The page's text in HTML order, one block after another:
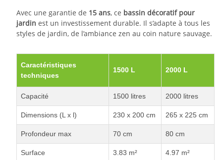
Avec une garantie de 15 ans, ce bassin décoratif pour
jardin est un investissement durable. Il s’adapte à tous les
styles de jardin, de l’ambiance zen au coin nature sauvage.
Caractéristiques
techniques
1500 L 2000 L
Capacité 1500 litres 2000 litres
Dimensions (L x l) 230 x 200 cm 265 x 225 cm
Profondeur max 70 cm 80 cm
Surface 3.83 m² 4.97 m²